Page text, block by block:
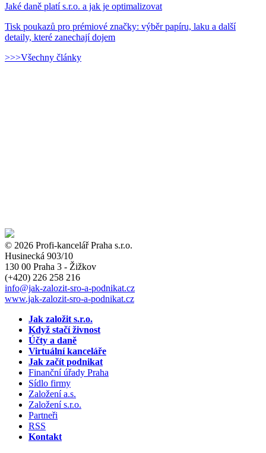
Jaké daně platí s.r.o. a jak je optimalizovat
Tisk poukazů pro prémiové značky: výběr papíru, laku a další
detaily, které zanechají dojem
>>>Všechny články
© 2026 Profi-kancelář Praha s.r.o.
Husinecká 903/10
130 00 Praha 3 - Žižkov
(+420) 226 258 216
info@jak-zalozit-sro-a-podnikat.cz
www.jak-zalozit-sro-a-podnikat.cz
Jak založit s.r.o.
Když stačí živnost
Účty a daně
Virtuální kanceláře
Jak začít podnikat
Finanční úřady Praha
Sídlo firmy
Založení a.s.
Založení s.r.o.
Partneři
RSS
Kontakt